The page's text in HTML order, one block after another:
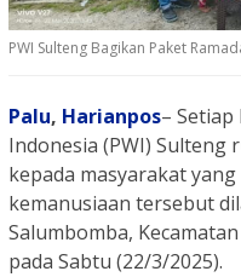
PWI Sulteng Bagikan Paket
Palu, Harianpos–
Indonesia (PWI)
kepada masyarakat
kemanusiaan tersebut
Salumbomba,
pada Sabtu (22/3/2025).